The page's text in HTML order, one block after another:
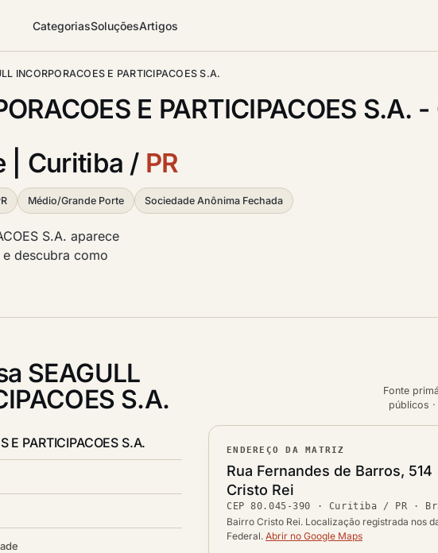
CategoriasSoluçõesArtigos
INCORPORACOES E PARTICIPACOES S.A.
E PARTICIPACOES S.A. -
| Curitiba / PR
Médio/Grande Porte Sociedade Anônima Fechada
S.A. aparece
descubra como
SEAGULL
S.A.
Fonte
públicos
E PARTICIPACOES S.A. ENDEREÇO DA MATRIZ
Logradouro
Rua Fernandes de Barros, 514
Bairro
Cristo Rei
CEP
CEP80.045-390 ·
Cidade / UF
Curitiba / PR ·
Bairro Cristo Rei. Localização registrada nos
Federal. Abrir no Google Maps